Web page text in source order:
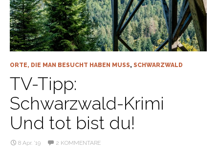
ORTE, DIE MAN BESUCHT HABEN MUSS, SCHWARZWALD
TV-Tipp:
Schwarzwald-Krimi
Und tot bist du!
8 Apr. ’19 2 KOMMENTARE